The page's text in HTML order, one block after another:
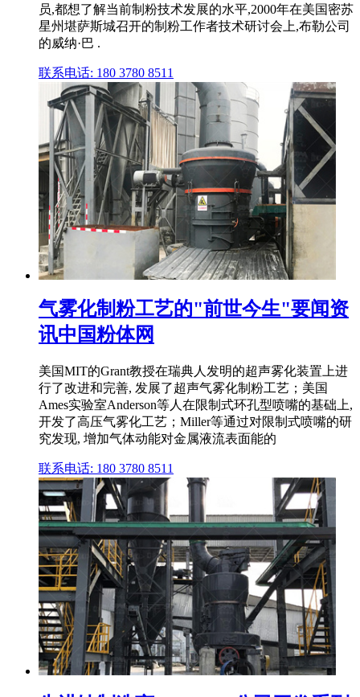
员,都想了解当前制粉技术发展的水平,2000年在美国密苏
星州堪萨斯城召开的制粉工作者技术研讨会上,布勒公司
的威纳·巴 .
联系电话: 180 3780 8511
气雾化制粉工艺的"前世今生"要闻资
讯中国粉体网
美国MIT的Grant教授在瑞典人发明的超声雾化装置上进
行了改进和完善, 发展了超声气雾化制粉工艺；美国
Ames实验室Anderson等人在限制式环孔型喷嘴的基础上,
开发了高压气雾化工艺；Miller等通过对限制式喷嘴的研
究发现, 增加气体动能对金属液流表面能的
联系电话: 180 3780 8511